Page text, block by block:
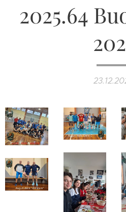
2025.64